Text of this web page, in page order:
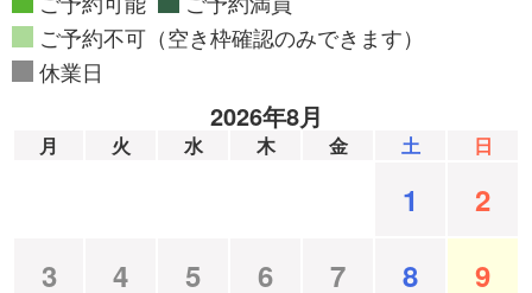
ご予約可能
ご予約満員
ご予約不可（空き枠確認のみできます）
休業日
2026年8月
月 火 水 木 金 土 日
1
2
3
4 5 6 7 8
9